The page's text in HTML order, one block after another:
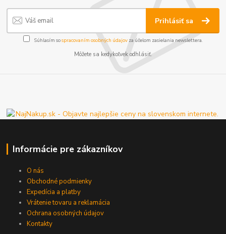
Prihlásiť sa
Súhlasím sospracovaním osobných údajov za účelom zasielania newslettera.
Môžete sa kedykoľvek odhlásiť.
Informácie pre zákazníkov
O nás
Obchodné podmienky
Expedícia a platby
Vrátenie tovaru a reklamácia
Ochrana osobných údajov
Kontakty